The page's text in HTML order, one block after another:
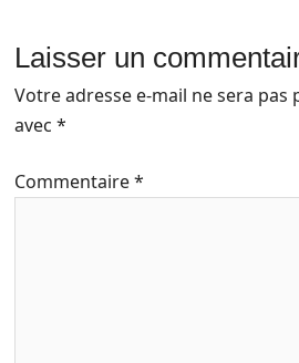
Laisser un
Votre adresse e-mail ne sera pas
avec *
Commentaire*